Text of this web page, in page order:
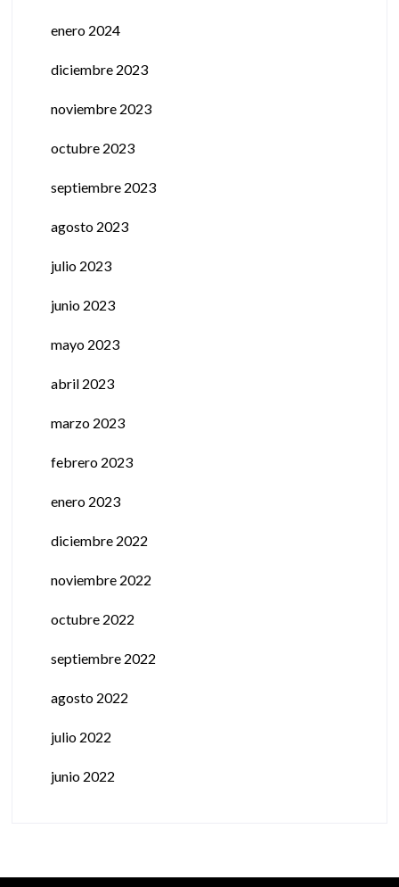
enero 2024
diciembre 2023
noviembre 2023
octubre 2023
septiembre 2023
agosto 2023
julio 2023
junio 2023
mayo 2023
abril 2023
marzo 2023
febrero 2023
enero 2023
diciembre 2022
noviembre 2022
octubre 2022
septiembre 2022
agosto 2022
julio 2022
junio 2022